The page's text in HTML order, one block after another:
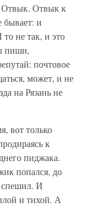
Отвык. Отвык к
бывает: и
не так, и это
пиши,
почтовое
может, и не
на Рязань не
вот только
к
пиджака.
попался, до
спешил. И
и тихой. А